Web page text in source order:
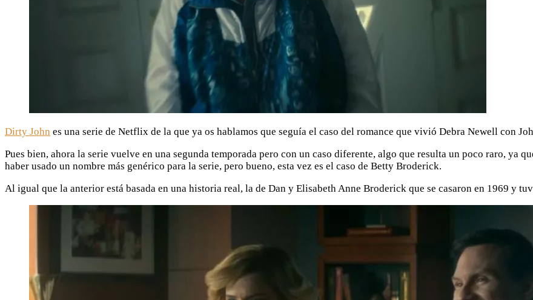
Dirty John es una serie de Netflix de la que ya os hablamos que seguía el caso del romance que vivió Debra Newell con
Pues bien, ahora la serie vuelve en una segunda temporada pero con un caso diferente, algo que resulta un poco raro, ya
haber usado un nombre más genérico para la serie, pero bueno, esta vez es el caso de Betty Broderick.
Al igual que la anterior está basada en una historia real, la de Dan y Elisabeth Anne Broderick que se casaron en 1969 y